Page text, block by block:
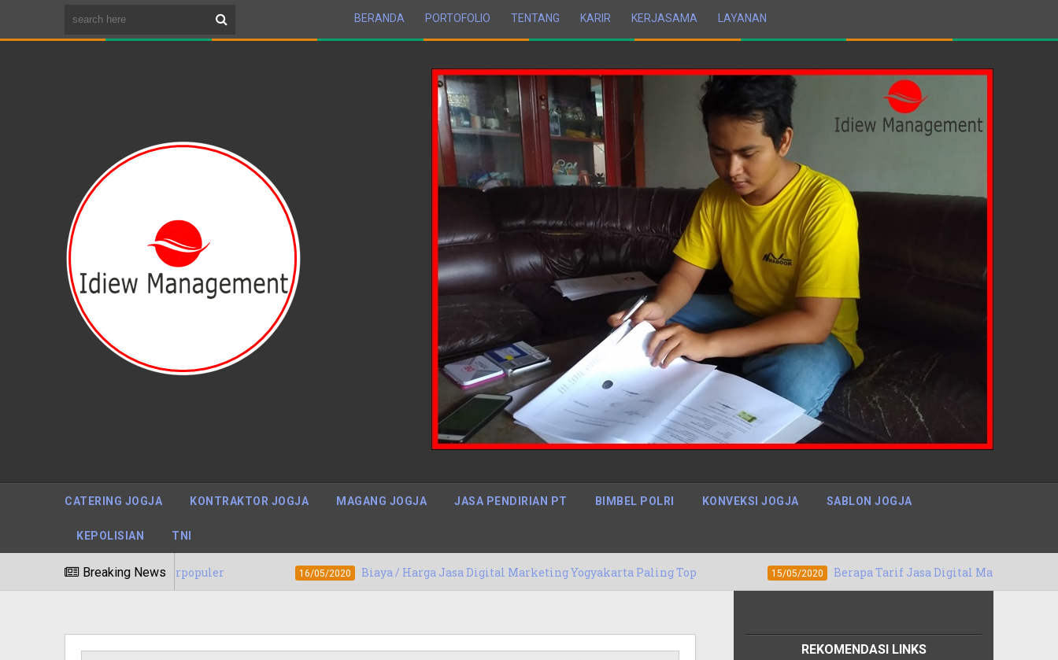
BERANDA PORTOFOLIO TENTANG KARIR KERJASAMA LAYANAN
CATERING JOGJA KONTRAKTOR JOGJA MAGANG JOGJA JASA PENDIRIAN PT BIMBEL POLRI KONVEKSI JOGJA SABLON JOGJA
KEPOLISIAN TNI
Breaking News
Papua Barat Terpopuler 16/05/2020 Biaya / Harga Jasa Digital Marketing Yogyakarta Paling Top 15/05/2020 Berapa Tarif Jasa Digital Marketing Denpasar, Bali
REKOMENDASI LINKS